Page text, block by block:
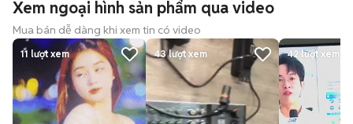
Xem ngoại hình sản phẩm qua video
Mua bán dễ dàng khi xem tin có video
11 lượt xem 43lượt xem 42 lượt xem